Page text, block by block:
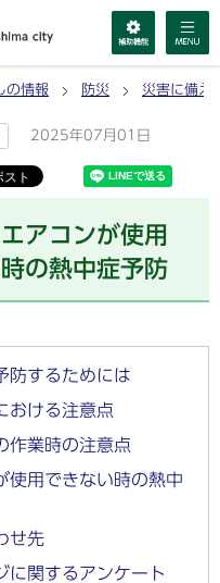
の情報 防災 災害に備える
2025年07月01日
アコンが使用
の熱中症予防
防するためには
おける注意点
作業時の注意点
使用できない時の熱中
せ先
に関するアンケート